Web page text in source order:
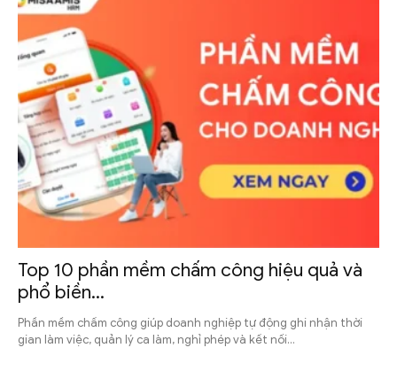
Top 10 phần mềm chấm công hiệu quả và
phổ biền...
Phần mềm chấm công giúp doanh nghiệp tự động ghi nhận thời
gian làm việc, quản lý ca làm, nghỉ phép và kết nối...